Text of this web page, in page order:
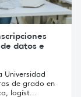
datos e
Universidad
de grado en
logíst...